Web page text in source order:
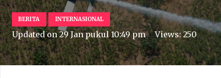
BERITA INTERNASIONAL
Updated on29 Jan pukul 10:49 pm Views:250